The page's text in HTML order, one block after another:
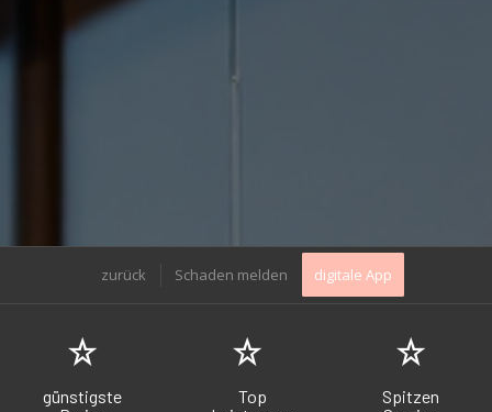
zurück Schaden melden digitale App
günstigste
Top
Spitzen